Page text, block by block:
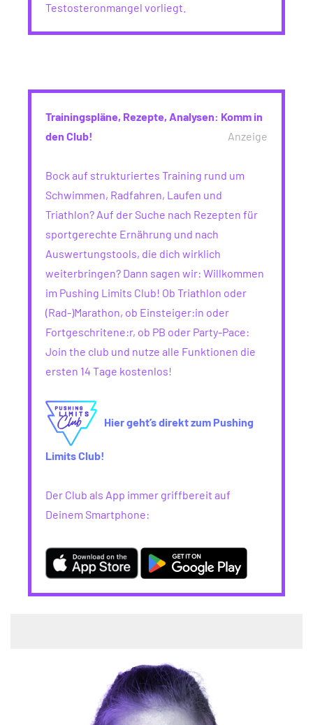
Testosteronmangel vorliegt.
Trainingspläne, Rezepte, Analysen: Komm in
den Club!
Anzeige
Bock auf strukturiertes Training rund um
Schwimmen, Radfahren, Laufen und
Triathlon? Auf der Suche nach Rezepten für
sportgerechte Ernährung und nach
Auswertungstools, die dich wirklich
weiterbringen? Dann sagen wir: Willkommen
im Pushing Limits Club! Ob Triathlon oder
(Rad-)Marathon, ob Einsteiger:in oder
Fortgeschritene:r, ob PB oder Party-Pace:
Join the club und nutze alle Funktionen die
ersten 14 Tage kostenlos!
Hier geht’s direkt zum Pushing
Limits Club!
Der Club als App immer griffbereit auf
Deinem Smartphone: